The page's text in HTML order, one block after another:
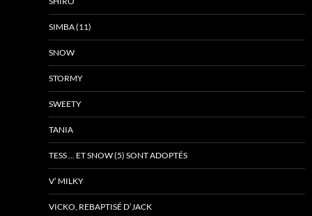
SIMBA (11)
SNOW
STORMY
SWEETY
TANIA
TESS … ET SNOW (5) SONT ADOPTÉS
V’ MILKY
VICKO, REBAPTISÉ D’JACK